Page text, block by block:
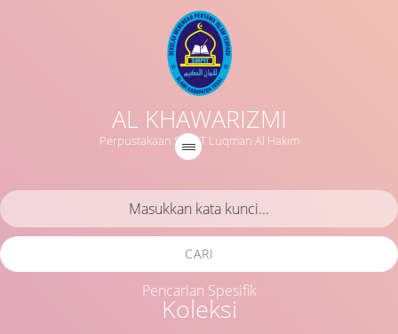
AL KHAWARIZMI
Perpustakaan SMPIT Luqman Al Hakim
Koleksi
CARI
Pencarian Spesifik